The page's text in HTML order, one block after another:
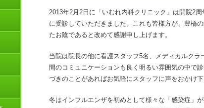
2013年2月2日に「いむれ内科クリニック」は開院2
に受診していただきました。これも皆様方が、豊橋
たお陰であると改めて感謝申し上げます。
当院は院長の他に看護スタッフ5名、メディカルク
間のコミュニケーションも良く明るい雰囲気の中で
づきのことがあればお気軽にスタッフに声をおかけ下
冬はインフルエンザを初めとして様々な「感染症」